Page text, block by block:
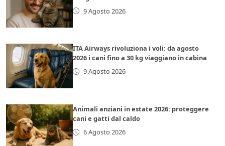
9 Agosto 2026
ITA Airways rivoluziona i voli: da agosto
2026 i cani fino a 30 kg viaggiano in cabina
9 Agosto 2026
Animali anziani in estate 2026: proteggere
cani e gatti dal caldo
6 Agosto 2026